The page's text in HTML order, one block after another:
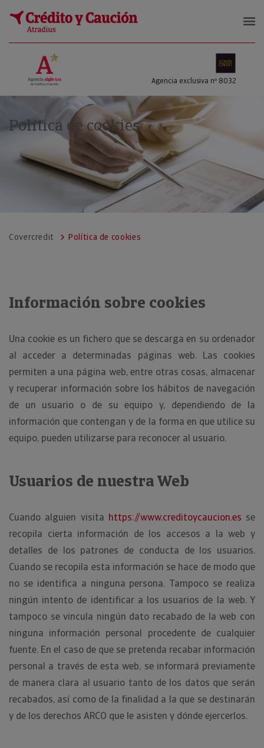
COVERCREDIT SL
Agencia exclusiva nº 8032
Política de cookies
Covercredit Política de cookies
Información sobre cookies
Una cookie es un fichero que se descarga en su ordenador
al acceder a determinadas páginas web. Las cookies
permiten a una página web, entre otras cosas, almacenar
y recuperar información sobre los hábitos de navegación
de un usuario o de su equipo y, dependiendo de la
información que contengan y de la forma en que utilice su
equipo, pueden utilizarse para reconocer al usuario.
Usuarios de nuestra Web
Cuando alguien visita https://www.creditoycaucion.es se
recopila cierta información de los accesos a la web y
detalles de los patrones de conducta de los usuarios.
Cuando se recopila esta información se hace de modo que
no se identifica a ninguna persona. Tampoco se realiza
ningún intento de identificar a los usuarios de la web. Y
tampoco se vincula ningún dato recabado de la web con
ninguna información personal procedente de cualquier
fuente. En el caso de que se pretenda recabar información
personal a través de esta web, se informará previamente
de manera clara al usuario tanto de los datos que serán
recabados, así como de la finalidad a la que se destinarán
y de los derechos ARCO que le asisten y dónde ejercerlos.